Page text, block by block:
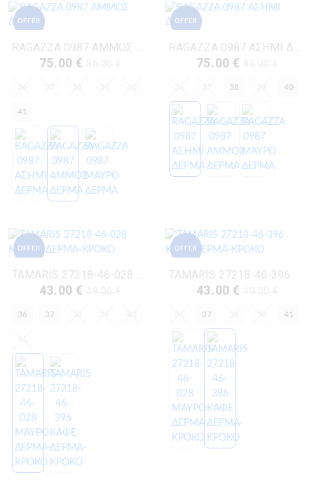
OFFER
RAGAZZA 0987 ΑΜΜΟΣ ΔΕΡΜΑ
75.00 €
41
OFFER
RAGAZZA 0987 ΑΣΗΜΙ ΔΕΡΜΑ
75.00 €
38 40
OFFER
TAMARIS 27218-46-028 ΜΑΥΡΟ ΔΕΡΜΑ-ΚΡΟΚΟ
43.00 €
36 37
OFFER
TAMARIS 27218-46-396 ΚΑΦΕ ΔΕΡΜΑ-ΚΡΟΚΟ
43.00 €
37 41